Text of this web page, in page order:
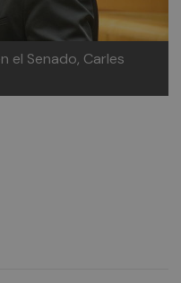
el Senado, Carles